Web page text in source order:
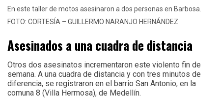
En este taller de motos asesinaron a dos personas en Barbosa.
FOTO: CORTESÍA – GUILLERMO NARANJO HERNÁNDEZ
Asesinados a una cuadra de distancia
Otros dos asesinatos incrementaron este violento fin de
semana. A una cuadra de distancia y con tres minutos de
diferencia, se registraron en el barrio San Antonio, en la
comuna 8 (Villa Hermosa), de Medellín.